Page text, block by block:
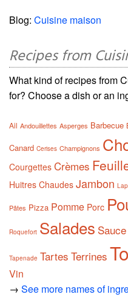
Blog: Cuisine maison
Recipes from
What kind of recipes from
for? Choose a dish or an
Ail Andouillettes Asperges Barbecue
Canard Cerises Champignons
Courgettes Crèmes
Huitres Chaudes Jambon
Pâtes Pizza Pomme Porc
Roquefort Salades Sauce
Tapenade Tartes Terrines
Vin
→ See more names of